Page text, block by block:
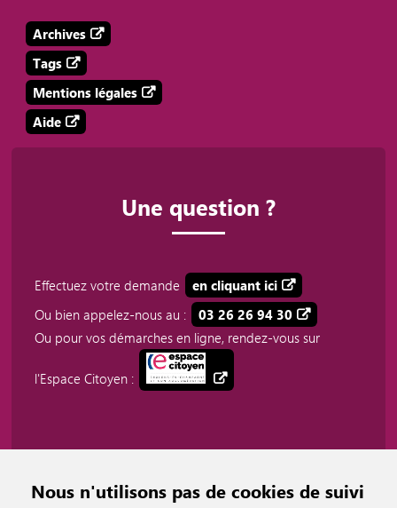
Nous n'utilisons pas de cookies de suivi
Archives
Tags
Mentions légales
Aide
Une question ?
Effectuez votre demande
en cliquant ici
Ou bien appelez-nous au :
03 26 26 94 30
Ou pour vos démarches en ligne, rendez-vous sur
l'Espace Citoyen :